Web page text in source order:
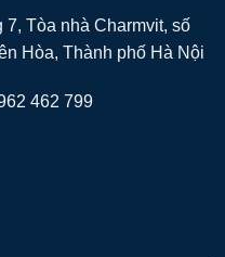
7, Tòa nhà Charmvit, số
Hòa, Thành phố Hà Nội
462 799